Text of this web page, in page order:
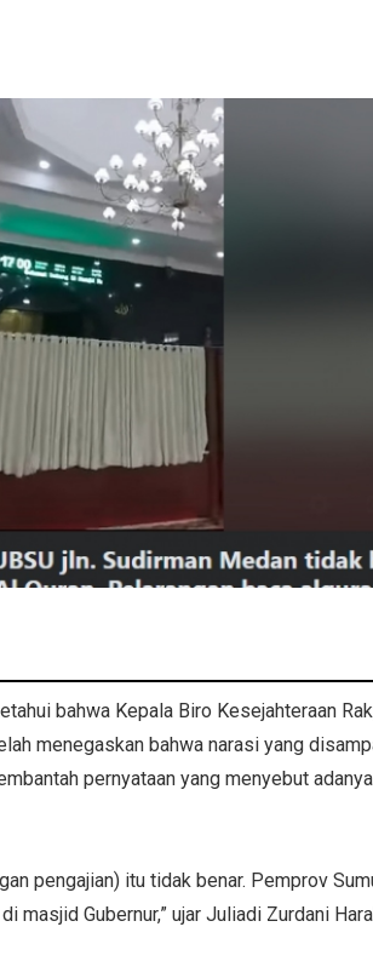
bahwa Kepala Biro Kesejahteraan
menegaskan bahwa narasi yang
pernyataan yang menyebut
pengajian) itu tidak benar. Pemprov
masjid Gubernur,” ujar Juliadi Zurdani